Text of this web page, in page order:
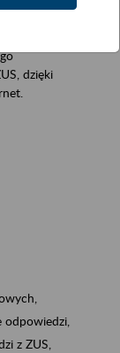
dzięki
odpowiedzi,
z ZUS,